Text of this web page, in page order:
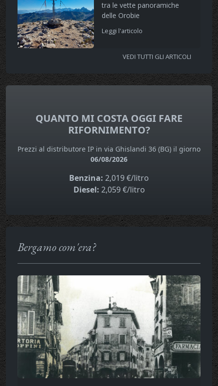
tra le vette panoramiche
delle Orobie
Leggi l'articolo
VEDI TUTTI GLI ARTICOLI
QUANTO MI COSTA OGGI FARE
RIFORNIMENTO?
Prezzi al distributore IP in via Ghislandi 36 (BG) il giorno
06/08/2026
Benzina: 2,019 €/litro
Diesel: 2,059 €/litro
Bergamo com'era?